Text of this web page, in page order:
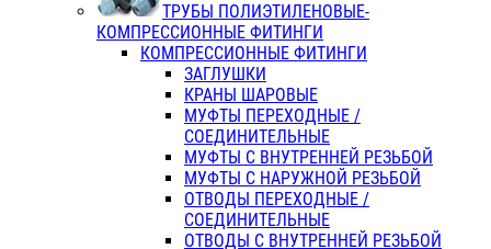
ТРУБЫ ПОЛИЭТИЛЕНОВЫЕ-
КОМПРЕССИОННЫЕ ФИТИНГИ
КОМПРЕССИОННЫЕ ФИТИНГИ
ЗАГЛУШКИ
КРАНЫ ШАРОВЫЕ
МУФТЫ ПЕРЕХОДНЫЕ /
СОЕДИНИТЕЛЬНЫЕ
МУФТЫ С ВНУТРЕННЕЙ РЕЗЬБОЙ
МУФТЫ С НАРУЖНОЙ РЕЗЬБОЙ
ОТВОДЫ ПЕРЕХОДНЫЕ /
СОЕДИНИТЕЛЬНЫЕ
ОТВОДЫ С ВНУТРЕННЕЙ РЕЗЬБОЙ